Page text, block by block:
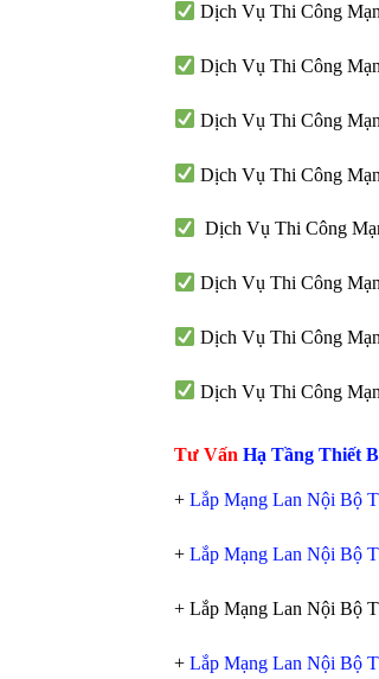
Dịch Vụ Thi Công
Dịch Vụ Thi Công
Dịch Vụ Thi Công
Dịch Vụ Thi Công
Dịch Vụ Thi Công
Dịch Vụ Thi Công
Dịch Vụ Thi Công
Dịch Vụ Thi Công
Tư Vấn Hạ Tầng Thiết
+ Lắp Mạng Lan Nội Bộ
+ Lắp Mạng Lan Nội Bộ
+ Lắp Mạng Lan Nội Bộ
+ Lắp Mạng Lan Nội Bộ